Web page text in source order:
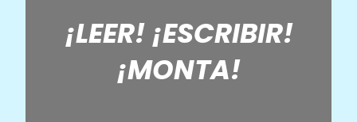
¡LEER! ¡ESCRIBIR!
¡MONTA!